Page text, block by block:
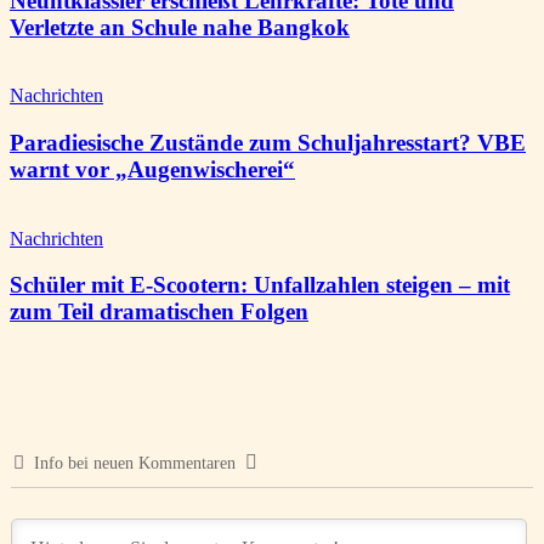
Verletzte an Schule nahe Bangkok
Nachrichten
Paradiesische Zustände zum Schuljahresstart? VBE
warnt vor „Augenwischerei“
Nachrichten
Schüler mit E-Scootern: Unfallzahlen steigen – mit
zum Teil dramatischen Folgen
Info bei neuen Kommentaren